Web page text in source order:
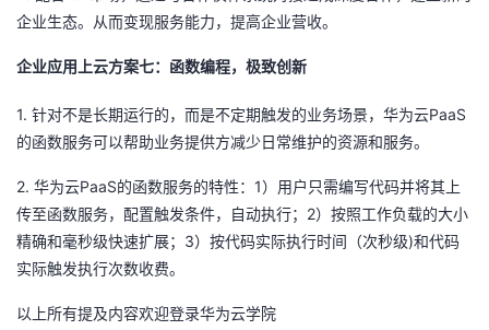
企业生态。从而变现服务能力，提高企业营收。
企业应用上云方案七：函数编程，极致创新
1. 针对不是长期运行的，而是不定期触发的业务场景，华为云PaaS
的函数服务可以帮助业务提供方减少日常维护的资源和服务。
2. 华为云PaaS的函数服务的特性： 1 ）用户只需编写代码并将其上
传至函数服务，配置触发条件，自动执行； 2）按照工作负载的大小
精确和毫秒级快速扩展； 3）按代码实际执行时间（次秒级)和代码
实际触发执行次数收费。
以上所有提及内容欢迎登录华为云学院